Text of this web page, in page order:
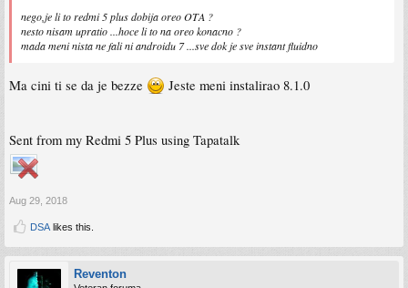
nego,je li to redmi 5 plus dobija oreo OTA ?
nesto nisam upratio ...hoce li to na oreo konacno ?
mada meni nista ne fali ni androidu 7 ...sve dok je sve instant fluidno
Ma cini ti se da je bezze Jeste meni instalirao 8.1.0
Sent from my Redmi 5 Plus using Tapatalk
Aug 29, 2018
DSA likes this.
Reventon